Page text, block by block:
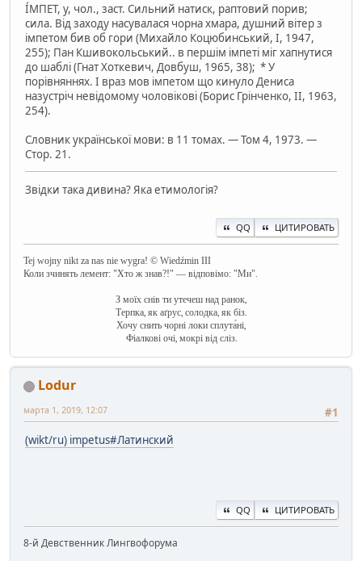
І́МПЕТ, у, чол., заст. Сильний натиск, раптовий порив;
сила. Від заходу насувалася чорна хмара, душний вітер з
імпетом бив об гори (Михайло Коцюбинський, I, 1947,
255); Пан Кшивокольський.. в першім імпеті міг хапнутися
до шаблі (Гнат Хоткевич, Довбуш, 1965, 38); * У
порівняннях. І враз мов імпетом що кинуло Дениса
назустріч невідомому чоловікові (Борис Грінченко, II, 1963,
254).
Словник української мови: в 11 томах. — Том 4, 1973. —
Стор. 21.
Звідки така дивина? Яка етимологія?
QQ ЦИТИРОВАТЬ
Tej wojny nikt za nas nie wygra! © Wiedźmin III
Коли зчинять лемент: "Хто ж знав?!" — відповімо: "Ми".
З моїх снів ти утечеш над ранок,
Терпка, як аґрус, солодка, як біз.
Хочу снить чорні локи сплута́ні,
Фіалкові очі, мокрі від сліз.
Lodur
#1
марта 1, 2019, 12:07
(wikt/ru) impetus#Латинский
QQ ЦИТИРОВАТЬ
8-й Девственник Лингвофорума